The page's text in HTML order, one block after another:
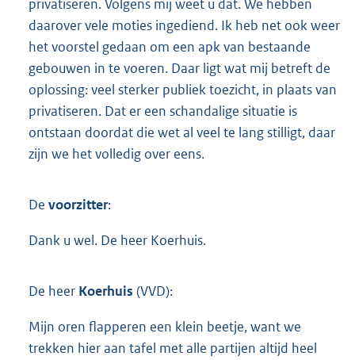
privatiseren. Volgens mij weet u dat. We hebben
daarover vele moties ingediend. Ik heb net ook weer
het voorstel gedaan om een apk van bestaande
gebouwen in te voeren. Daar ligt wat mij betreft de
oplossing: veel sterker publiek toezicht, in plaats van
privatiseren. Dat er een schandalige situatie is
ontstaan doordat die wet al veel te lang stilligt, daar
zijn we het volledig over eens.
De voorzitter:
Dank u wel. De heer Koerhuis.
De heer Koerhuis (VVD):
Mijn oren flapperen een klein beetje, want we
trekken hier aan tafel met alle partijen altijd heel